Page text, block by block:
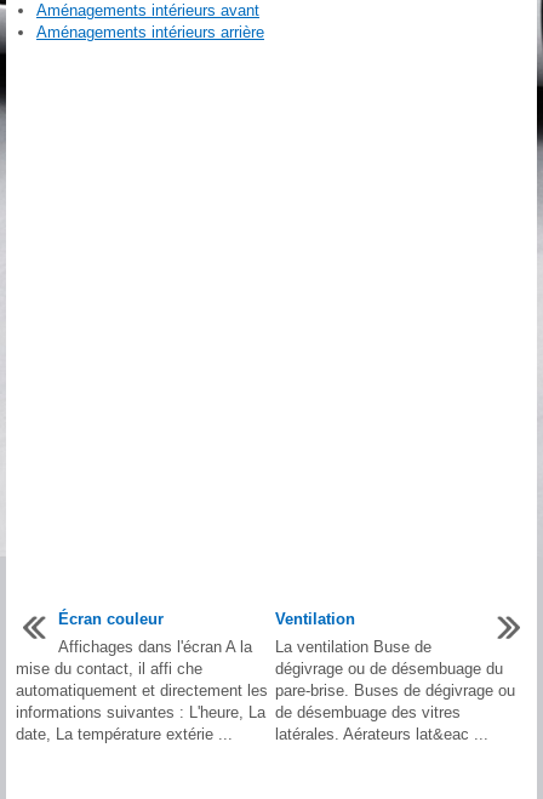
Aménagements intérieurs avant
Aménagements intérieurs arrière
Écran couleur
Affichages dans l'écran A la
mise du contact, il affi che
automatiquement et directement les
informations suivantes : L'heure, La
date, La température extérie ...
Ventilation
La ventilation Buse de
dégivrage ou de désembuage du
pare-brise. Buses de dégivrage ou
de désembuage des vitres
latérales. Aérateurs lat&eac ...